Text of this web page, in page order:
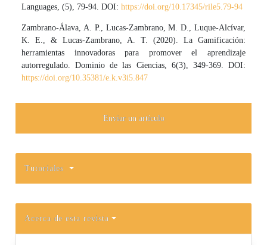
Languages, (5), 79-94. DOI:https://doi.org/10.17345/rile5.79-94
Zambrano-Álava, A. P., Lucas-Zambrano, M. D., Luque-Alcívar,
K. E., & Lucas-Zambrano, A. T. (2020). La Gamificación:
herramientas innovadoras para promover el aprendizaje
autorregulado. Dominio de las Ciencias, 6(3), 349-369. DOI:
https://doi.org/10.35381/e.k.v3i5.847
Enviar un artículo
Tutoriales
Acerca de esta revista